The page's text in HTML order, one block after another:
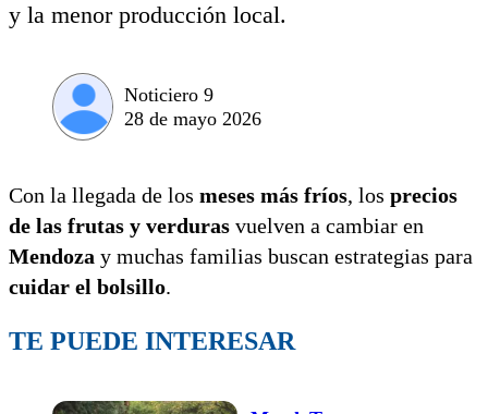
y la menor producción local.
Noticiero 9
28 de mayo 2026
Con la llegada de los meses más fríos, los precios
de las frutas y verduras vuelven a cambiar en
Mendoza y muchas familias buscan estrategias para
cuidar el bolsillo.
TE PUEDE INTERESAR